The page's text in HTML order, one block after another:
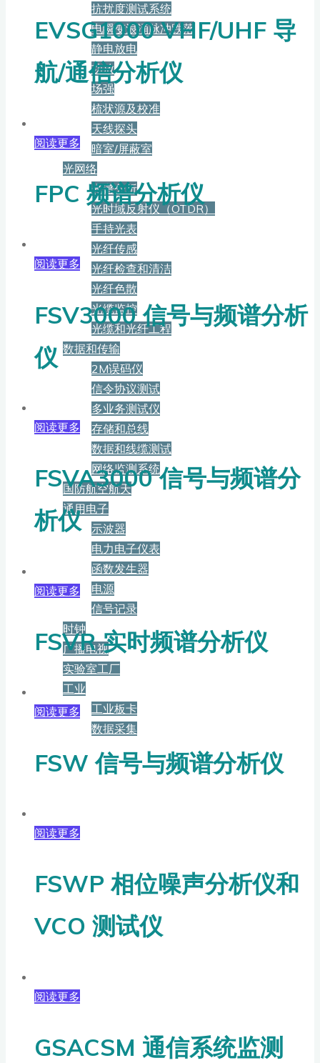
抗扰度测试系统
电瞬变浪涌脉冲跌落
静电放电
功放
场强
梳状源及校准
天线探头
暗室/屏蔽室
光网络
光谱分析
光时域反射仪（OTDR）
手持光表
光纤传感
光纤检查和清洁
光纤色散
光缆监控
光缆和光纤工程
数据和传输
2M误码仪
信令协议测试
多业务测试仪
存储和总线
数据和线缆测试
网络监测系统
国防航空航天
通用电子
示波器
电力电子仪表
函数发生器
电源
信号记录
时钟
广播电视
实验室工厂
工业
工业板卡
数据采集
服务+保障
新闻
博客
EVSG1000 VHF/UHF 导
航/通信分析仪
阅读更多
FPC 频谱分析仪
阅读更多
FSV3000 信号与频谱分析
仪
阅读更多
FSVA3000 信号与频谱分
析仪
阅读更多
FSVR 实时频谱分析仪
阅读更多
FSW 信号与频谱分析仪
阅读更多
FSWP 相位噪声分析仪和
VCO 测试仪
阅读更多
GSACSM 通信系统监测